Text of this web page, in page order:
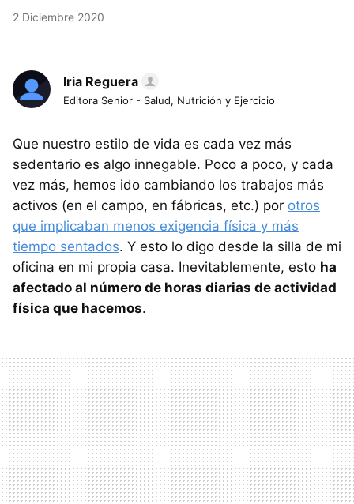
2 Diciembre 2020
Iria Reguera
Editora Senior - Salud, Nutrición y Ejercicio
Que nuestro estilo de vida es cada vez más
sedentario es algo innegable. Poco a poco, y cada
vez más, hemos ido cambiando los trabajos más
activos (en el campo, en fábricas, etc.) por otros
que implicaban menos exigencia física y más
tiempo sentados. Y esto lo digo desde la silla de mi
oficina en mi propia casa. Inevitablemente, esto ha
afectado al número de horas diarias de actividad
física que hacemos.